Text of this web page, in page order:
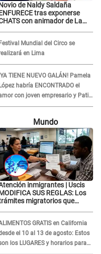
de Naldy Saldaña
tras exponerse
con animador de La
Mundial del Circo se
en Lima
TIENE NUEVO GALÁN! Pamela
habría ENCONTRADO el
con joven empresario y Pati
la ECHA en VIVO
Mundo
inmigrantes | Uscis
SUS REGLAS: Los
migratorios que
GRATIS en California
el 10 al 13 de agosto: Estos
los LUGARES y horarios para